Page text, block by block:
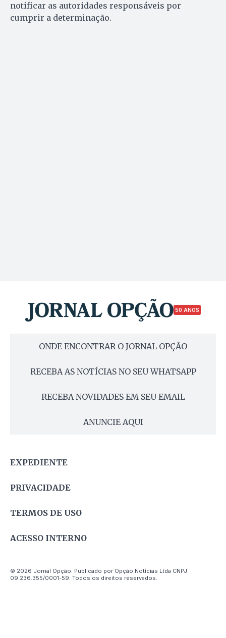
notificar as autoridades responsáveis por
cumprir a determinação.
50 ANOS
ONDE ENCONTRAR O JORNAL OPÇÃO
RECEBA AS NOTÍCIAS NO SEU WHATSAPP
RECEBA NOVIDADES EM SEU EMAIL
ANUNCIE AQUI
EXPEDIENTE
PRIVACIDADE
TERMOS DE USO
ACESSO INTERNO
© 2026 Jornal Opção. Publicado por Opção Notícias Ltda CNPJ
09.236.355/0001-59. Todos os direitos reservados.